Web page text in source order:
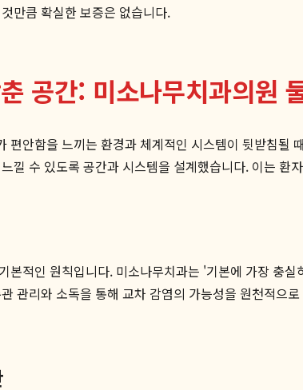
만큼 확실한 보증은 없습니다.
공간: 미소나무치과의원
편안함을 느끼는 환경과 체계적인 시스템이 뒷받침될
낄 수 있도록 공간과 시스템을 설계했습니다. 이는
본적인 원칙입니다. 미소나무치과는 '기본에 가장 충
관리와 소독을 통해 교차 감염의 가능성을 원천적으